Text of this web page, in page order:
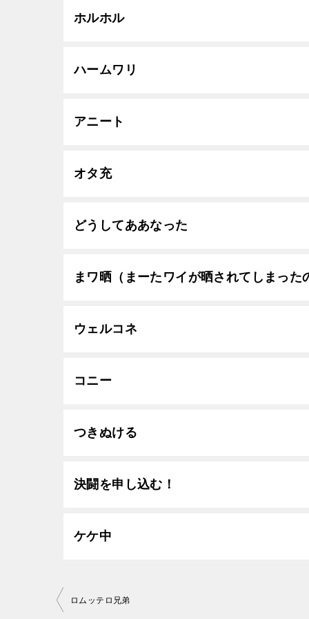
ホルホル
ハームワリ
アニート
オタ充
どうしてああなった
まワ晒（まーたワイが晒されてしまった
ウェルコネ
コニー
つきぬける
決闘を申し込む！
ケケ中
投
ロムッテロ兄弟